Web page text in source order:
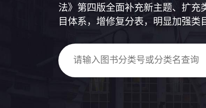
法》第四版全面补充新主题、扩充
目体系，增修复分表，明显加强类